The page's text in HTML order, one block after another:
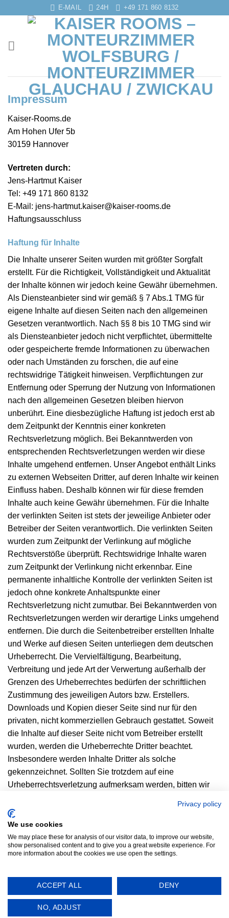
E-MAIL 24H +49 171 860 8132
Impressum
Kaiser-Rooms.de
Am Hohen Ufer 5b
30159 Hannover
Vertreten durch:
Jens-Hartmut Kaiser
Tel: +49 171 860 8132
E-Mail: jens-hartmut.kaiser@kaiser-rooms.de
Haftungsausschluss
Haftung für Inhalte
Die Inhalte unserer Seiten wurden mit größter Sorgfalt
erstellt. Für die Richtigkeit, Vollständigkeit und Aktualität
der Inhalte können wir jedoch keine Gewähr übernehmen.
Als Diensteanbieter sind wir gemäß § 7 Abs.1 TMG für
eigene Inhalte auf diesen Seiten nach den allgemeinen
Gesetzen verantwortlich. Nach §§ 8 bis 10 TMG sind wir
als Diensteanbieter jedoch nicht verpflichtet, übermittelte
oder gespeicherte fremde Informationen zu überwachen
oder nach Umständen zu forschen, die auf eine
rechtswidrige Tätigkeit hinweisen. Verpflichtungen zur
Entfernung oder Sperrung der Nutzung von Informationen
nach den allgemeinen Gesetzen bleiben hiervon
unberührt. Eine diesbezügliche Haftung ist jedoch erst ab
dem Zeitpunkt der Kenntnis einer konkreten
Rechtsverletzung möglich. Bei Bekanntwerden von
entsprechenden Rechtsverletzungen werden wir diese
Inhalte umgehend entfernen. Unser Angebot enthält Links
zu externen Webseiten Dritter, auf deren Inhalte wir keinen
Einfluss haben. Deshalb können wir für diese fremden
Inhalte auch keine Gewähr übernehmen. Für die Inhalte
der verlinkten Seiten ist stets der jeweilige Anbieter oder
Betreiber der Seiten verantwortlich. Die verlinkten Seiten
wurden zum Zeitpunkt der Verlinkung auf mögliche
Rechtsverstöße überprüft. Rechtswidrige Inhalte waren
zum Zeitpunkt der Verlinkung nicht erkennbar. Eine
permanente inhaltliche Kontrolle der verlinkten Seiten ist
jedoch ohne konkrete Anhaltspunkte einer
Rechtsverletzung nicht zumutbar. Bei Bekanntwerden von
Rechtsverletzungen werden wir derartige Links umgehend
entfernen. Die durch die Seitenbetreiber erstellten Inhalte
und Werke auf diesen Seiten unterliegen dem deutschen
Urheberrecht. Die Vervielfältigung, Bearbeitung,
Verbreitung und jede Art der Verwertung außerhalb der
Grenzen des Urheberrechtes bedürfen der schriftlichen
Zustimmung des jeweiligen Autors bzw. Erstellers.
Downloads und Kopien dieser Seite sind nur für den
privaten, nicht kommerziellen Gebrauch gestattet. Soweit
die Inhalte auf dieser Seite nicht vom Betreiber erstellt
wurden, werden die Urheberrechte Dritter beachtet.
Insbesondere werden Inhalte Dritter als solche
gekennzeichnet. Sollten Sie trotzdem auf eine
Urheberrechtsverletzung aufmerksam werden, bitten wir
von Rechtsverletzungen werden wir derartige Inhalte
umgehend entfernen.​
Copyright 2026 ©
Privacy policy
We use cookies
We may place these for analysis of our visitor data, to improve our website,
show personalised content and to give you a great website experience. For
more information about the cookies we use open the settings.
ACCEPT ALL DENY
NO, ADJUST